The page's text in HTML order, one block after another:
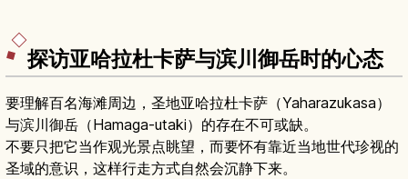
探访亚哈拉杜卡萨与滨川御岳时的心态
要理解百名海滩周边，圣地亚哈拉杜卡萨（Yaharazukasa）
与滨川御岳（Hamaga-utaki）的存在不可或缺。
不要只把它当作观光景点眺望，而要怀有靠近当地世代珍视的
圣域的意识，这样行走方式自然会沉静下来。